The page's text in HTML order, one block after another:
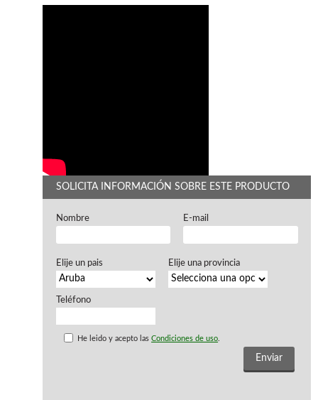
Taladros escopleadores
Escuadradoras WP
Regruesadoras WP
BRICO OK
Turbinas de pintar
Pistolas de pintar
Ofertas y oportunidades
SOLICITA INFORMACIÓN SOBRE ESTE PRODUCTO
Nombre E-mail
Elije un pais Elije una provincia
Teléfono
He leido y acepto lasCondiciones de uso